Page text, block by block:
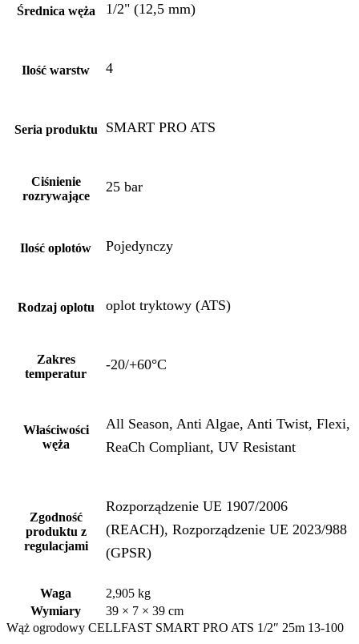
Średnica węża 1/2" (12,5 mm)
Ilość warstw 4
Seria produktu SMART PRO ATS
Ciśnienie
rozrywające
25 bar
Ilość oplotów Pojedynczy
Rodzaj oplotu oplot tryktowy (ATS)
Zakres
temperatur
-20/+60°C
Właściwości
węża
All Season, Anti Algae, Anti Twist, Flexi,
ReaCh Compliant, UV Resistant
Zgodność
produktu z
regulacjami
Rozporządzenie UE 1907/2006
(REACH), Rozporządzenie UE 2023/988
(GPSR)
Waga
2,905 kg
Wymiary
39 × 7 × 39 cm
Wąż ogrodowy CELLFAST SMART PRO ATS 1/2″ 25m 13-100